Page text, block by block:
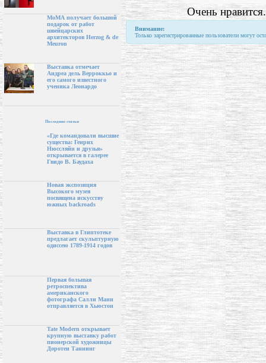
МоМА получает большой
подарок от работ
швейцарских
архитекторов Herzog & de
Meuron
Выставка отмечает
Андреа дель Верроккьо и
его самого известного
ученика Леонардо
Последние статьи
«Где командовали высшие
существа: Генрих
Нюссляйн и друзья»
открывается в галерее
Гвидо В. Баудаха
Новая экспозиция
Высокого музея
посвящена искусству
южных backroads
Выставка в Глиптотеке
предлагает скульптурную
одиссею 1789-1914 годов
Первая большая
ретроспектива
американского
фотографа Салли Манн
отправляется в Хьюстон
Tate Modern открывает
крупную выставку работ
пионерской художницы
Доротеи Таннинг
Очень
Внимание:
Только зарегистрированные пользователи могут